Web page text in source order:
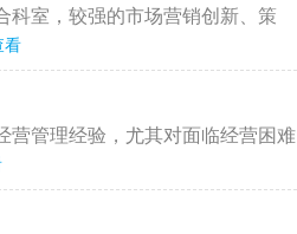
科室，较强的市场营销创新、策
看
营管理经验，尤其对面临经营困难